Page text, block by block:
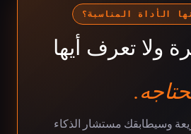
الأداة المناسبة؟
ولا تعرف أيها
سريعة وسيطابقك مستشار الذكاء